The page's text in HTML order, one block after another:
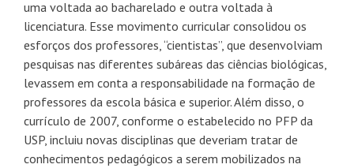
uma voltada ao bacharelado e outra voltada à
licenciatura. Esse movimento curricular consolidou os
esforços dos professores, “cientistas”, que desenvolviam
pesquisas nas diferentes subáreas das ciências biológicas,
levassem em conta a responsabilidade na formação de
professores da escola básica e superior. Além disso, o
currículo de 2007, conforme o estabelecido no PFP da
USP, incluiu novas disciplinas que deveriam tratar de
conhecimentos pedagógicos a serem mobilizados na